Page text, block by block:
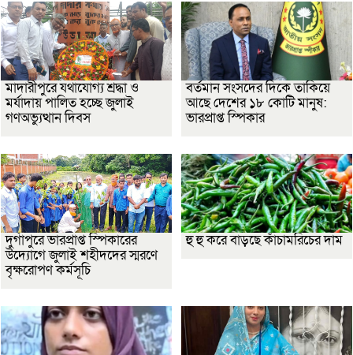
মাদারীপুরে যথাযোগ্য শ্রদ্ধা ও
মর্যাদায় পালিত হচ্ছে জুলাই
গণঅভ্যুত্থান দিবস
বর্তমান সংসদের দিকে তাকিয়ে
আছে দেশের ১৮ কোটি মানুষ:
ভারপ্রাপ্ত স্পিকার
দুর্গাপুরে ভারপ্রাপ্ত স্পিকারের
উদ্যোগে জুলাই শহীদদের স্মরণে
বৃক্ষরোপণ কর্মসূচি
হু হু করে বাড়ছে কাঁচামরিচের দাম